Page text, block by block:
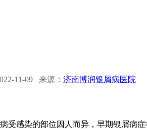
11-09 来源： 济南博润银屑病医院
感染的部位因人而异，早期银屑病